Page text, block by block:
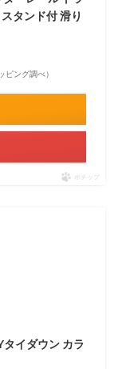
タンド付 滑り
ング調べ）
ポチップ
イダウン カラ